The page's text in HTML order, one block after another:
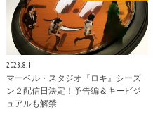
2023.8.1
マーベル・スタジオ『ロキ』シーズ
ン２配信日決定！予告編＆キービジ
ュアルも解禁